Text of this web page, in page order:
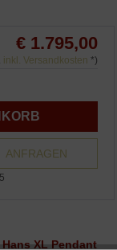
€ 1.795,00
inkl. Versandkosten *)
ANFRAGEN
XL Pendant